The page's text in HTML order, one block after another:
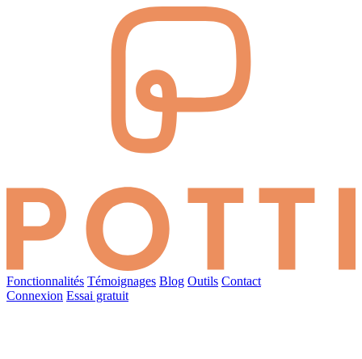
Fonctionnalités Témoignages Blog Outils Contact
Connexion Essai gratuit